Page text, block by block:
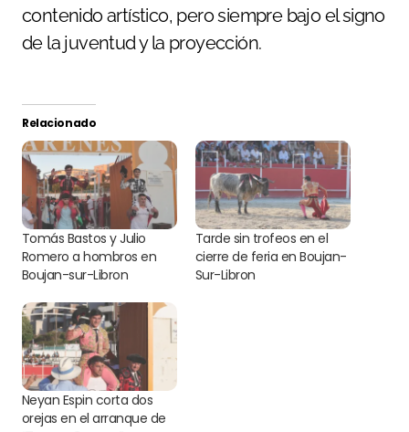
contenido artístico, pero siempre bajo el signo
de la juventud y la proyección.
Relacionado
Tomás Bastos y Julio
Romero a hombros en
Boujan-sur-Libron
Tarde sin trofeos en el
cierre de feria en Boujan-
Sur-Libron
Neyan Espin corta dos
orejas en el arranque de